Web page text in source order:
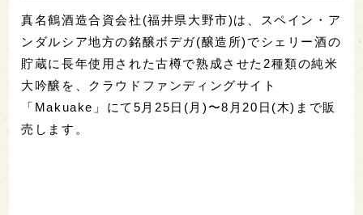
真名鶴酒造合資会社(福井県大野市)は、スペイン・ア
ンダルシア地方の銘醸ボデガ(醸造所)でシェリー酒の
貯蔵に長年使用された古樽で熟成させた2種類の純米
大吟醸を、クラウドファンディングサイト
「Makuake」にて5月25日(月)〜8月20日(木)まで販
売します。